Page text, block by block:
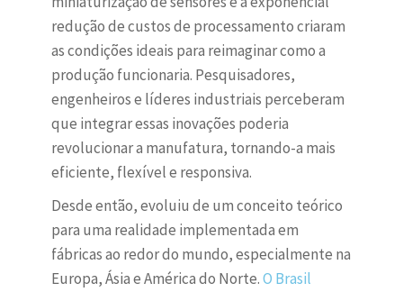
redução de custos de processamento criaram
as condições ideais para reimaginar como a
produção funcionaria. Pesquisadores,
engenheiros e líderes industriais perceberam
que integrar essas inovações poderia
revolucionar a manufatura, tornando-a mais
eficiente, flexível e responsiva.
Desde então, evoluiu de um conceito teórico
para uma realidade implementada em
fábricas ao redor do mundo, especialmente na
Europa, Ásia e América do Norte.O Brasil